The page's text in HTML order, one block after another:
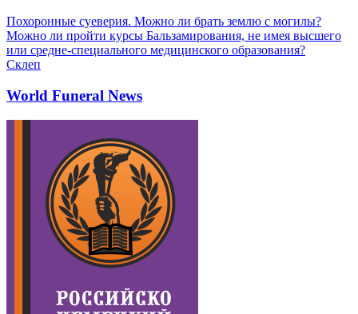
Похоронные суеверия. Можно ли брать землю с могилы?
Можно ли пройти курсы Бальзамирования, не имея высшего
или средне-специального медицинского образования?
Склеп
World Funeral News